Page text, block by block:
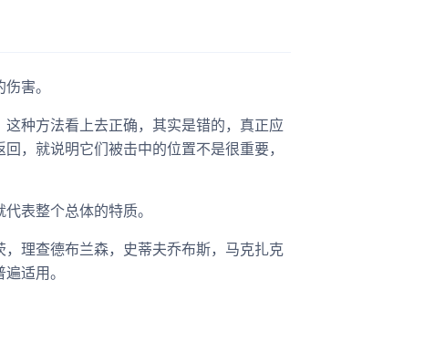
害。
种方法看上去正确，其实是错的，真正应
，就说明它们被击中的位置不是很重要，
表整个总体的特质。
理查德布兰森，史蒂夫乔布斯，马克扎克
适用。